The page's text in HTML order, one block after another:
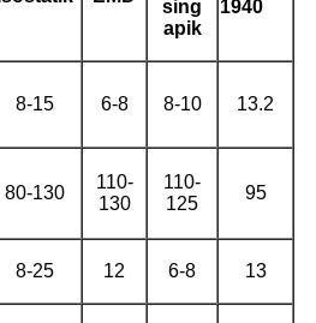
sing
apik
1940
8-15 6-8 8-10 13.2
80-130
110-
130
110-
125
95
8-25 12 6-8 13